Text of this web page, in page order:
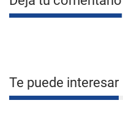
Te puede interesar